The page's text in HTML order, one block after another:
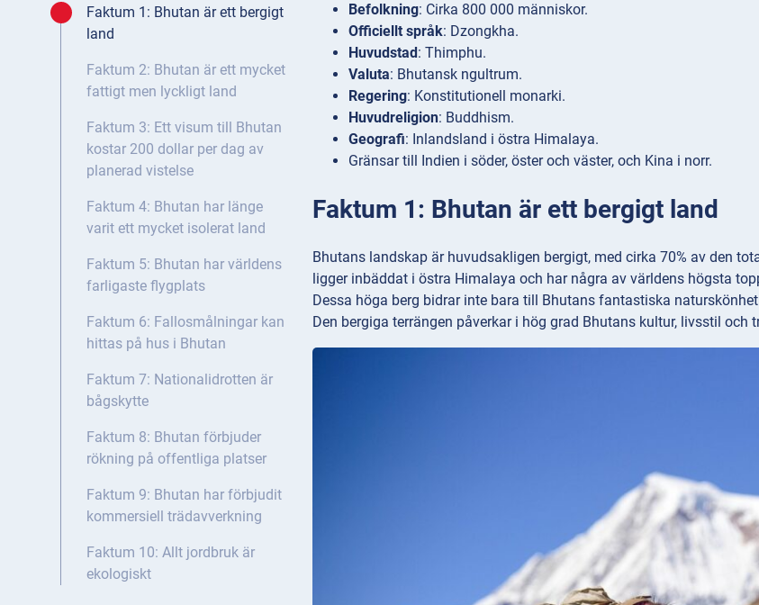
Faktum 1: Bhutan är ett bergigt
land
Faktum 2: Bhutan är ett mycket
fattigt men lyckligt land
Faktum 3: Ett visum till Bhutan
kostar 200 dollar per dag av
planerad vistelse
Faktum 4: Bhutan har länge
varit ett mycket isolerat land
Faktum 5: Bhutan har världens
farligaste flygplats
Faktum 6: Fallosmålningar kan
hittas på hus i Bhutan
Faktum 7: Nationalidrotten är
bågskytte
Faktum 8: Bhutan förbjuder
rökning på offentliga platser
Faktum 9: Bhutan har förbjudit
kommersiell trädavverkning
Faktum 10: Allt jordbruk är
ekologiskt
Befolkning: Cirka 800 000 människor.
Officiellt språk: Dzongkha.
Huvudstad : Thimphu.
Valuta: Bhutansk ngultrum.
Regering: Konstitutionell monarki.
Huvudreligion: Buddhism.
Geografi: Inlandsland i östra Himalaya.
Gränsar till Indien i söder, öster och väster, och Kina i norr.
Faktum 1: Bhutan är ett bergigt land
Bhutans landskap är huvudsakligen bergigt, med cirka 70% av den
ligger inbäddat i östra Himalaya och har några av världens högsta
Dessa höga berg bidrar inte bara till Bhutans fantastiska
Den bergiga terrängen påverkar i hög grad Bhutans kultur, livsstil